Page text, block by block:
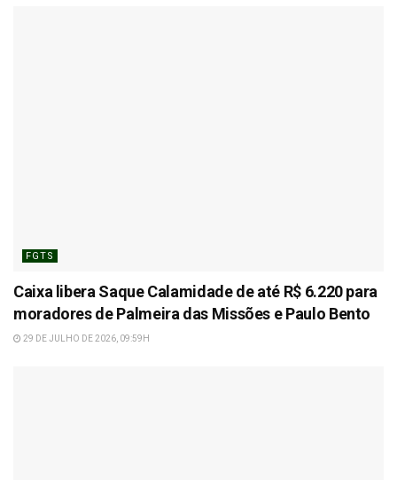
FGTS
Caixa libera Saque Calamidade de até R$ 6.220 para
moradores de Palmeira das Missões e Paulo Bento
29 DE JULHO DE 2026, 09:59H